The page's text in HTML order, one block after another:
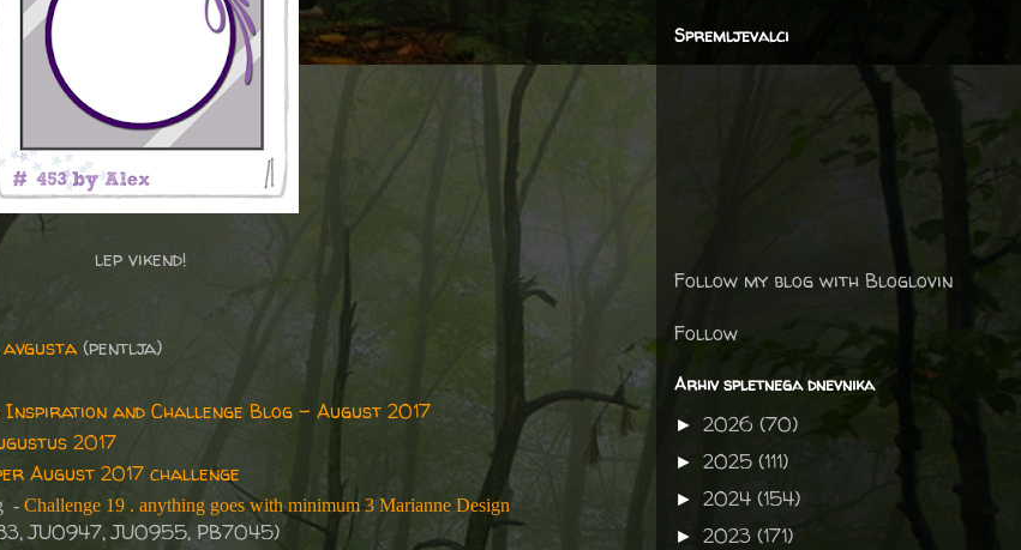
lep vikend!
(pentlja)
Inspiration and Challenge Blog - August 2017
2017
August 2017 challenge
- Challenge 19 . anything goes with minimum 3 Marianne Design
JU0947, JU0955, PB7045)
Spremljevalci
Follow my blog with Bloglovin
Follow
Arhiv spletnega dnevnika
► 2026 (70)
► 2025 (111)
► 2024 (154)
► 2023 (171)